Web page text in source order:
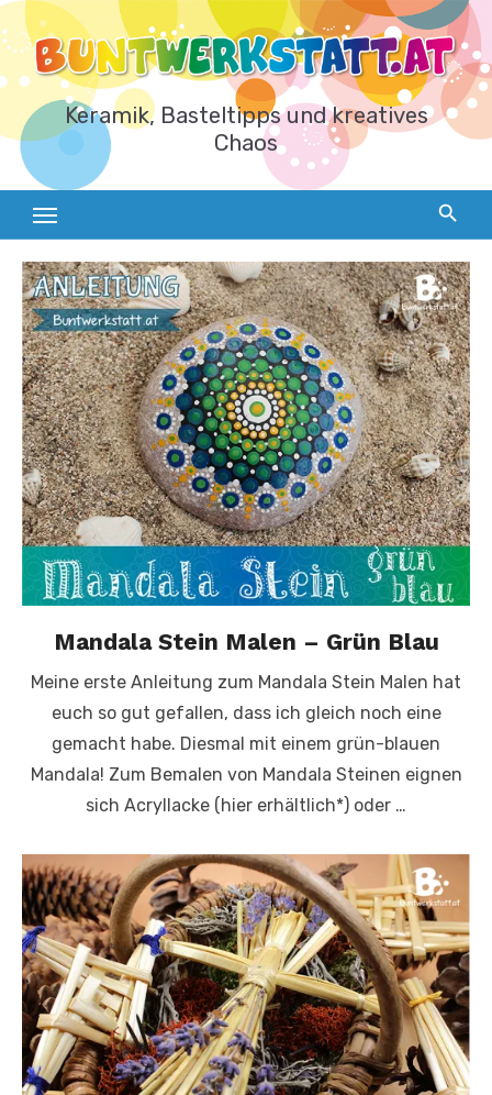
Zum
Inhalt
springen
Keramik, Basteltipps und kreatives
Chaos
Mandala Stein Malen – Grün Blau
Meine erste Anleitung zum Mandala Stein Malen hat
euch so gut gefallen, dass ich gleich noch eine
gemacht habe. Diesmal mit einem grün-blauen
Mandala! Zum Bemalen von Mandala Steinen eignen
sich Acryllacke (hier erhältlich*) oder …